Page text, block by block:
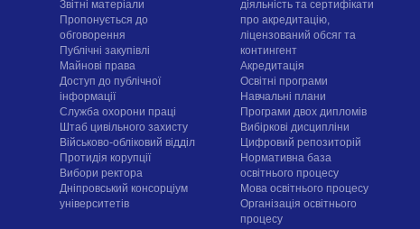
Звітні матеріали
Пропонується до
обговорення
Публічні закупівлі
Майнові права
Доступ до публічної
інформації
Служба охорони праці
Штаб цивільного захисту
Військово-обліковий відділ
Протидія корупції
Вибори ректора
Дніпровський консорціум
університетів
діяльність та сертифікати
про акредитацію,
ліцензований обсяг та
контингент
Акредитація
Освітні програми
Навчальні плани
Програми двох дипломів
Вибіркові дисципліни
Цифровий репозиторій
Нормативна база
освітнього процесу
Мова освітнього процесу
Організація освітнього
процесу